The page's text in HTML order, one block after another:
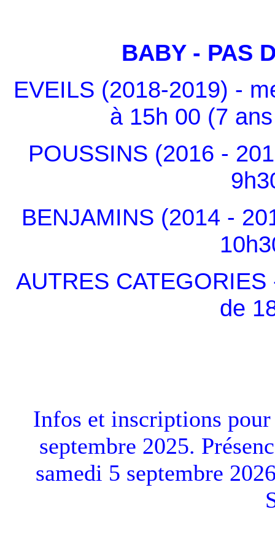
BABY - PAS
EVEILS (2018-2019) -
à 15h 00 (7
POUSSINS (2016 -
BENJAMINS (2014 -
AUTRES
de
Infos et inscriptions
septembre 2025.
samedi 5 septembre